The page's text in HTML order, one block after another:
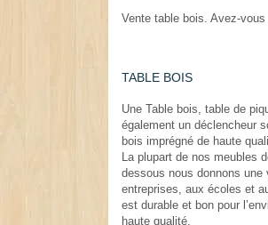
Vente table bois. Avez-
TABLE BOIS
Une Table bois, table de
également un déclencheur
bois imprégné de haute
La plupart de nos meubles
dessous nous donnons
entreprises, aux écoles et
est durable et bon pour
haute qualité.